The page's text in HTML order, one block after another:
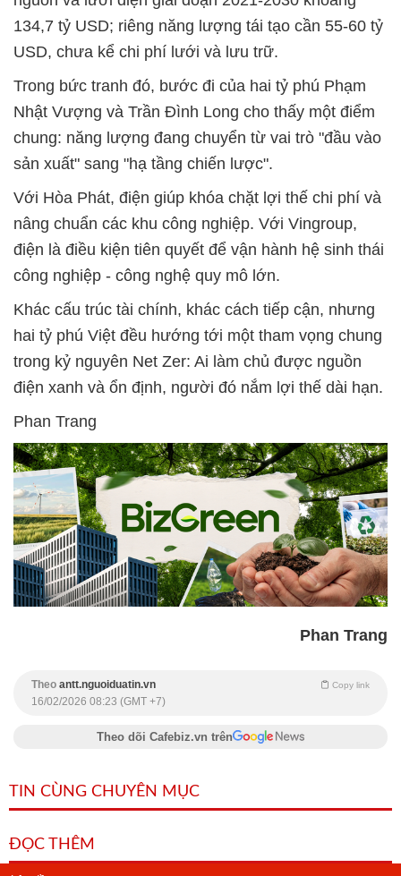
134,7 tỷ USD; riêng năng lượng tái tạo cần 55-60 tỷ
USD, chưa kể chi phí lưới và lưu trữ.
Trong bức tranh đó, bước đi của hai tỷ phú Phạm
Nhật Vượng và Trần Đình Long cho thấy một điểm
chung: năng lượng đang chuyển từ vai trò "đầu vào
sản xuất" sang "hạ tầng chiến lược".
Với Hòa Phát, điện giúp khóa chặt lợi thế chi phí và
nâng chuẩn các khu công nghiệp. Với Vingroup,
điện là điều kiện tiên quyết để vận hành hệ sinh thái
công nghiệp - công nghệ quy mô lớn.
Khác cấu trúc tài chính, khác cách tiếp cận, nhưng
hai tỷ phú Việt đều hướng tới một tham vọng chung
trong kỷ nguyên Net Zer: Ai làm chủ được nguồn
điện xanh và ổn định, người đó nắm lợi thế dài hạn.
Phan Trang
Phan Trang
Theo antt.nguoiduatin.vn Copy link
16/02/2026 08:23 (GMT +7)
Theo dõi Cafebiz.vn trên
TIN CÙNG CHUYÊN MỤC
ĐỌC THÊM